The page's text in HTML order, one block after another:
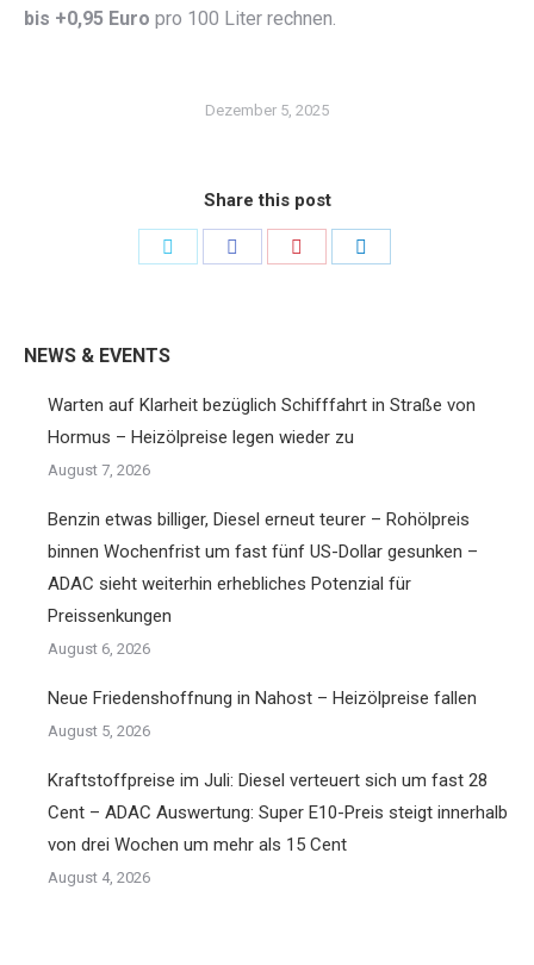
bis +0,95 Euro pro 100 Liter rechnen.
Dezember 5, 2025
Share this post
NEWS & EVENTS
Warten auf Klarheit bezüglich Schifffahrt in Straße von
Hormus – Heizölpreise legen wieder zu
August 7, 2026
Benzin etwas billiger, Diesel erneut teurer – Rohölpreis
binnen Wochenfrist um fast fünf US-Dollar gesunken –
ADAC sieht weiterhin erhebliches Potenzial für
Preissenkungen
August 6, 2026
Neue Friedenshoffnung in Nahost – Heizölpreise fallen
August 5, 2026
Kraftstoffpreise im Juli: Diesel verteuert sich um fast 28
Cent – ADAC Auswertung: Super E10-Preis steigt innerhalb
von drei Wochen um mehr als 15 Cent
August 4, 2026